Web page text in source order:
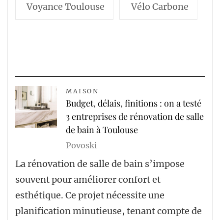
Voyance Toulouse Vélo Carbone
MAISON
Budget, délais, finitions : on a testé
3 entreprises de rénovation de salle
de bain à Toulouse
Povoski
La rénovation de salle de bain s’impose
souvent pour améliorer confort et
esthétique. Ce projet nécessite une
planification minutieuse, tenant compte de